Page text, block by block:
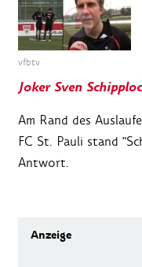
vfbtv
Joker Sven
Am Rand des
FC St. Pauli stand
Antwort.